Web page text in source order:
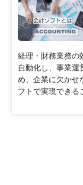
経理・財務業務の
自動化し、事業運
め、企業に欠かせ
フトで実現できる